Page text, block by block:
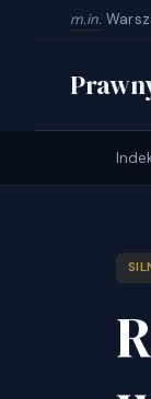
m.in.